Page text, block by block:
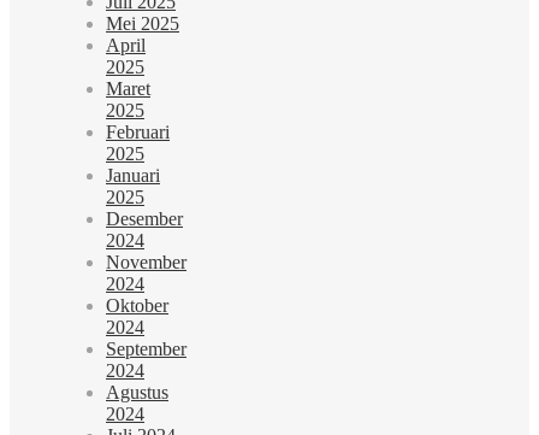
Mei 2025
April
2025
Maret
2025
Februari
2025
Januari
2025
Desember
2024
November
2024
Oktober
2024
September
2024
Agustus
2024